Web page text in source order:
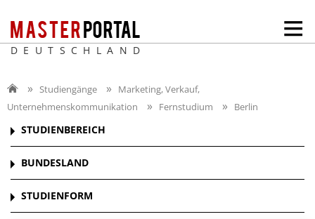
DEUTSCHLAND
Studiengänge
Marketing, Verkauf,
Unternehmenskommunikation
Fernstudium Berlin
STUDIENBEREICH
BUNDESLAND
STUDIENFORM